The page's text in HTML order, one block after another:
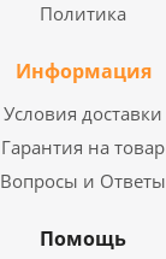
Политика
Информация
Условия доставки
Гарантия на товар
Вопросы и Ответы
Помощь